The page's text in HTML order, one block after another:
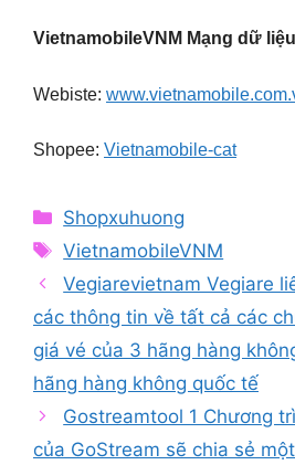
VietnamobileVNM Mạng dữ
Webiste:
Shopee: Vietnamobile-cat
Categories
Shopxuhuong
Tags
VietnamobileVNM
Vegiarevietnam Vegiare
các thông tin về tất cả các
giá vé của 3 hãng hàng
hãng hàng không quốc tế
Gostreamtool 1 Chương
của GoStream sẽ chia sẻ